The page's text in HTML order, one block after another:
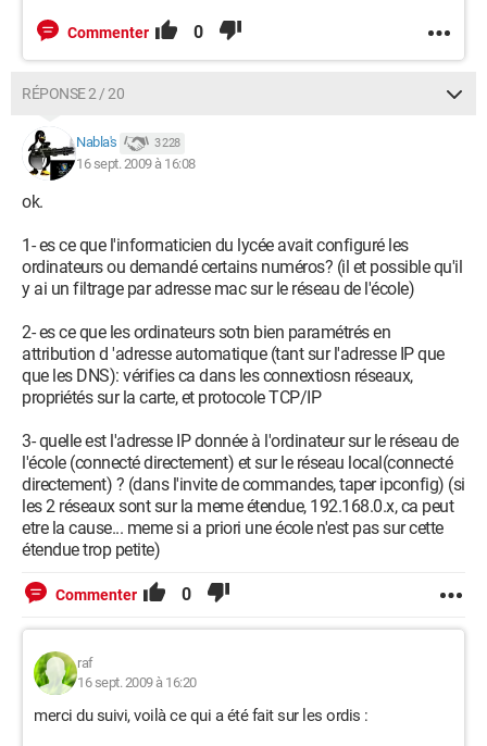
Commenter 0
RÉPONSE 2 / 20
Nabla's 3 228
16 sept. 2009 à 16:08
ok.
1- es ce que l'informaticien du lycée avait configuré les
ordinateurs ou demandé certains numéros? (il et possible qu'il
y ai un filtrage par adresse mac sur le réseau de l'école)
2- es ce que les ordinateurs sotn bien paramétrés en
attribution d 'adresse automatique (tant sur l'adresse IP que
que les DNS): vérifies ca dans les connextiosn réseaux,
propriétés sur la carte, et protocole TCP/IP
3- quelle est l'adresse IP donnée à l'ordinateur sur le réseau de
l'école (connecté directement) et sur le réseau local(connecté
directement) ? (dans l'invite de commandes, taper ipconfig) (si
les 2 réseaux sont sur la meme étendue, 192.168.0.x, ca peut
etre la cause... meme si a priori une école n'est pas sur cette
étendue trop petite)
Commenter 0
raf
16 sept. 2009 à 16:20
merci du suivi, voilà ce qui a été fait sur les ordis :